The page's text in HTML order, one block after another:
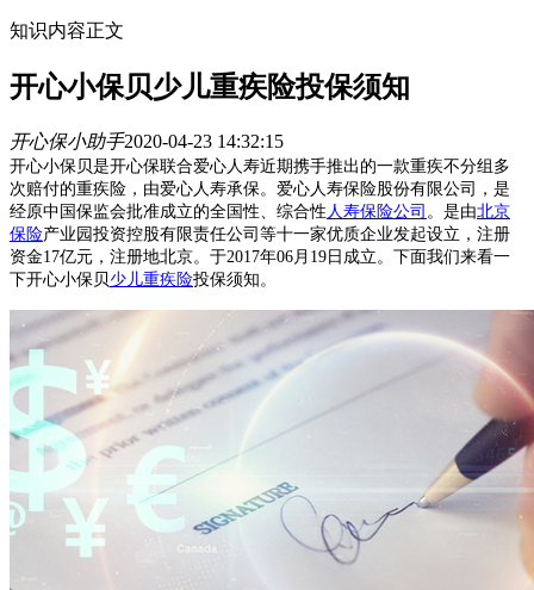
知识内容正文
开心小保贝少儿重疾险投保须知
开心保小助手2020-04-23 14:32:15
开心小保贝是开心保联合爱心人寿近期携手推出的一款重疾不分组多
次赔付的重疾险，由爱心人寿承保。爱心人寿保险股份有限公司，是
经原中国保监会批准成立的全国性、综合性 人寿保险公司 。是由北京
保险产业园投资控股有限责任公司等十一家优质企业发起设立，注册
资金17亿元，注册地北京。于2017年06月19日成立。下面我们来看一
下开心小保贝 少儿重疾险投保须知。